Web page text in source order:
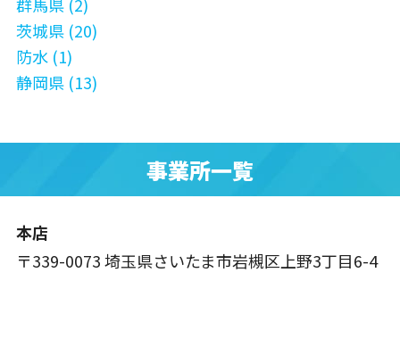
茨城県 (20)
防水 (1)
静岡県 (13)
事業所一覧
本店
〒339-0073 埼玉県さいたま市岩槻区上野3丁目6-4